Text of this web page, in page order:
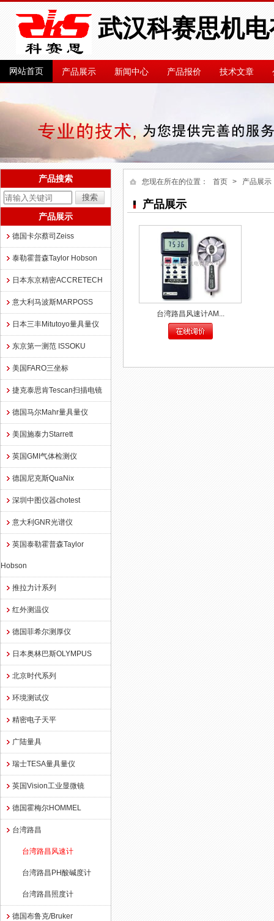
武汉科赛思机
网站首页 产品展示 新闻中心 产品报价 技术文章
产品搜索
产品展示
德国卡尔蔡司Zeiss
泰勒霍普森Taylor Hobson
日本东京精密ACCRETECH
意大利马波斯MARPOSS
日本三丰Mitutoyo量具量仪
东京第一测范 ISSOKU
美国FARO三坐标
捷克泰思肯Tescan扫描电镜
德国马尔Mahr量具量仪
美国施泰力Starrett
英国GMI气体检测仪
德国尼克斯QuaNix
深圳中图仪器chotest
意大利GNR光谱仪
英国泰勒霍普森Taylor
Hobson
推拉力计系列
红外测温仪
德国菲希尔测厚仪
日本奥林巴斯OLYMPUS
北京时代系列
环境测试仪
精密电子天平
广陆量具
瑞士TESA量具量仪
英国Vision工业显微镜
德国霍梅尔HOMMEL
台湾路昌
台湾路昌风速计
台湾路昌PH酸碱度计
台湾路昌照度计
德国布鲁克/Bruker
您现在所在的位置： 首页 > 产品展示
产品展示
台湾路昌风速计AM...